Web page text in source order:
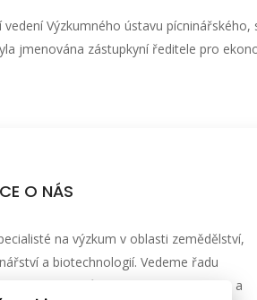
vedení Výzkumného ústavu
jmenována zástupkyní ředitele pro
O NÁS
na výzkum v oblasti zemědělství,
a biotechnologií. Vedeme řadu
projektů aplikovaného výzkumu a